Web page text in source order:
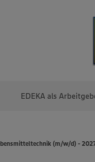
EDEKA als
(m/w/d) -